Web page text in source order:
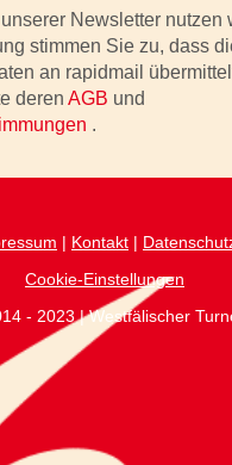
Newsletter nutzen
stimmen Sie zu, dass
an rapidmail
deren AGB und
.
| Kontakt |
Cookie-Einstellungen
- 2023 | Westfälischer